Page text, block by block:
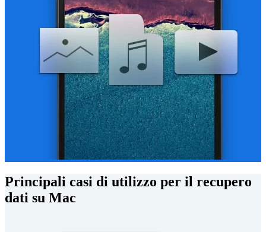
Principali casi di utilizzo per il recupero
dati su Mac